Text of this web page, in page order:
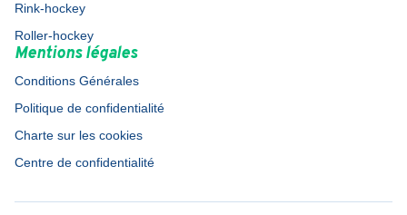
Rink-hockey
Roller-hockey
Mentions légales
Conditions Générales
Politique de confidentialité
Charte sur les cookies
Centre de confidentialité